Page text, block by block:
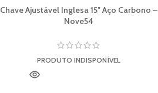
Chave Ajustável Inglesa 15″ Aço Carbono –
Nove54
PRODUTO INDISPONÍVEL